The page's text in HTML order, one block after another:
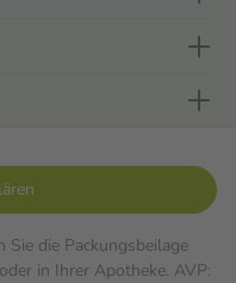
Sie die Packungsbeilage
in Ihrer Apotheke. AVP: